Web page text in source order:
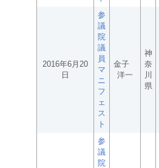
2016年6月20
日
参
議
院
議
員
マ
ニ
フ
ェ
ス
ト
金子
洋一
神
奈
川
県
参
議
院